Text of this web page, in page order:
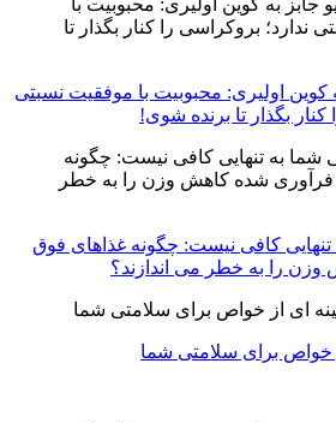
کوین اولیری: محبوبیت با موفقیت نسبتی
کنار بگذار تا برنده شوی!
تنهایی کافی نیست: چگونه غذاهای فوق
را به خطر می اندازند؟
خواص برای سلامتی شما